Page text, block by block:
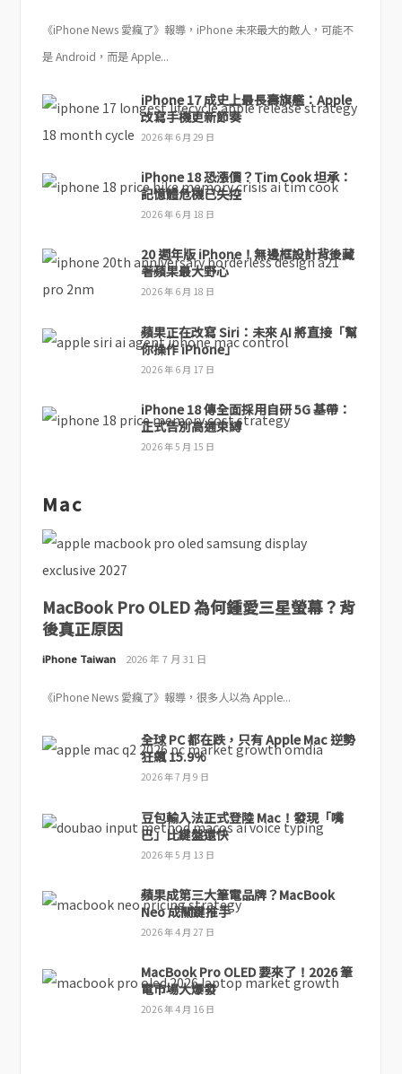
《iPhone News 愛瘋了》報導，iPhone 未來最大的敵人，可能不
是 Android，而是 Apple...
iPhone 17 成史上最長壽旗艦：Apple
改寫手機更新節奏
2026 年 6 月 29 日
iPhone 18 恐漲價？Tim Cook 坦承：
記憶體危機已失控
2026 年 6 月 18 日
20 週年版 iPhone！無邊框設計背後藏
著蘋果最大野心
2026 年 6 月 18 日
蘋果正在改寫 Siri：未來 AI 將直接「幫
你操作 iPhone」
2026 年 6 月 17 日
iPhone 18 傳全面採用自研 5G 基帶：
正式告別高通束縛
2026 年 5 月 15 日
Mac
MacBook Pro OLED 為何鍾愛三星螢幕？背
後真正原因
iPhone Taiwan 2026 年 7 月 31 日
《iPhone News 愛瘋了》報導，很多人以為 Apple...
全球 PC 都在跌，只有 Apple Mac 逆勢
狂飆 15.9%
2026 年 7 月 9 日
豆包輸入法正式登陸 Mac！發現「嘴
巴」比鍵盤還快
2026 年 5 月 13 日
蘋果成第三大筆電品牌？MacBook
Neo 成關鍵推手
2026 年 4 月 27 日
MacBook Pro OLED 要來了！2026 筆
電市場大爆發
2026 年 4 月 16 日